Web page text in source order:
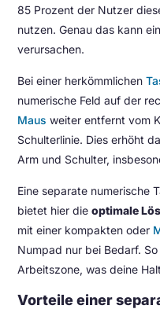
85 Prozent der Nutzer
nutzen. Genau das kann
verursachen.
Bei einer herkömmlichen
numerische Feld auf der
Maus weiter entfernt vom
Schulterlinie. Dies erhöht
Arm und Schulter,
Eine separate numerische
bietet hier dieoptimale
mit einer kompakten oder
Numpad nur bei Bedarf.
Arbeitszone, was deine
Vorteile einer